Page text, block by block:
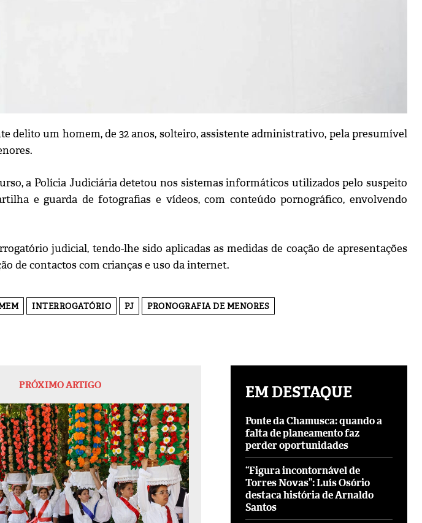
delito um homem, de 32 anos, solteiro, assistente administrativo, pela presumível
a Polícia Judiciária detetou nos sistemas informáticos utilizados pelo suspeito
e guarda de fotografias e vídeos, com conteúdo pornográfico, envolvendo
judicial, tendo-lhe sido aplicadas as medidas de coação de apresentações
de contactos com crianças e uso da internet.
INTERROGATÓRIO PJ PRONOGRAFIA DE MENORES
PRÓXIMO ARTIGO EM DESTAQUE
Ponte da Chamusca: quando a
falta de planeamento faz
perder oportunidades
“Figura incontornável de
Torres Novas”: Luís Osório
destaca história de Arnaldo
Santos